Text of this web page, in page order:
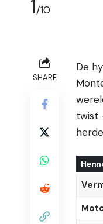
1/10
SHARE
De
twist